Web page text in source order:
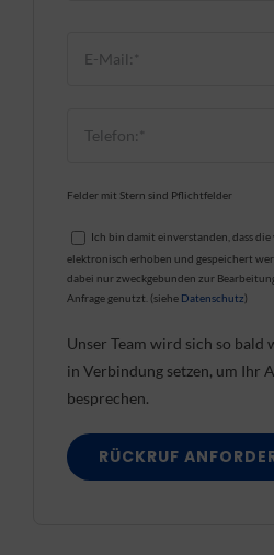
Felder mit Stern sind Pflichtfelder
Ich bin damit einverstanden, dass
elektronisch erhoben und gespeichert
dabei nur zweckgebunden zur
Anfrage genutzt. (siehe Datenschutz)
Unser Team wird sich so bald
in Verbindung setzen, um Ihr
besprechen.